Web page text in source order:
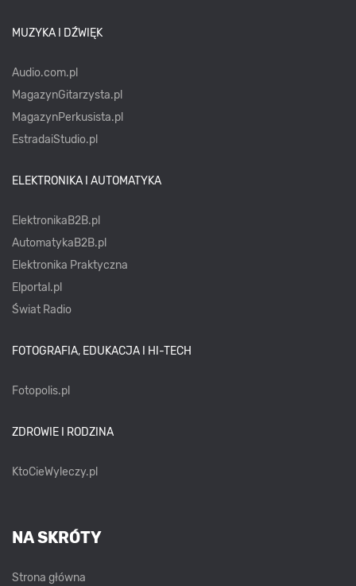
MUZYKA I DŹWIĘK
Audio.com.pl
MagazynGitarzysta.pl
MagazynPerkusista.pl
EstradaiStudio.pl
ELEKTRONIKA I AUTOMATYKA
ElektronikaB2B.pl
AutomatykaB2B.pl
Elektronika Praktyczna
Elportal.pl
Świat Radio
FOTOGRAFIA, EDUKACJA I HI-TECH
Fotopolis.pl
ZDROWIE I RODZINA
KtoCieWyleczy.pl
NA SKRÓTY
Strona główna